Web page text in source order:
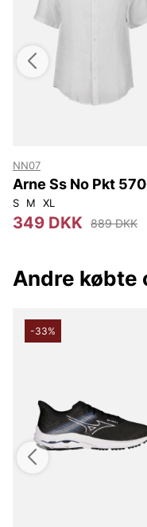
NN07
Arne Ss No Pkt
S M XL
349 DKK 889 DKK
Andre købte
-33%